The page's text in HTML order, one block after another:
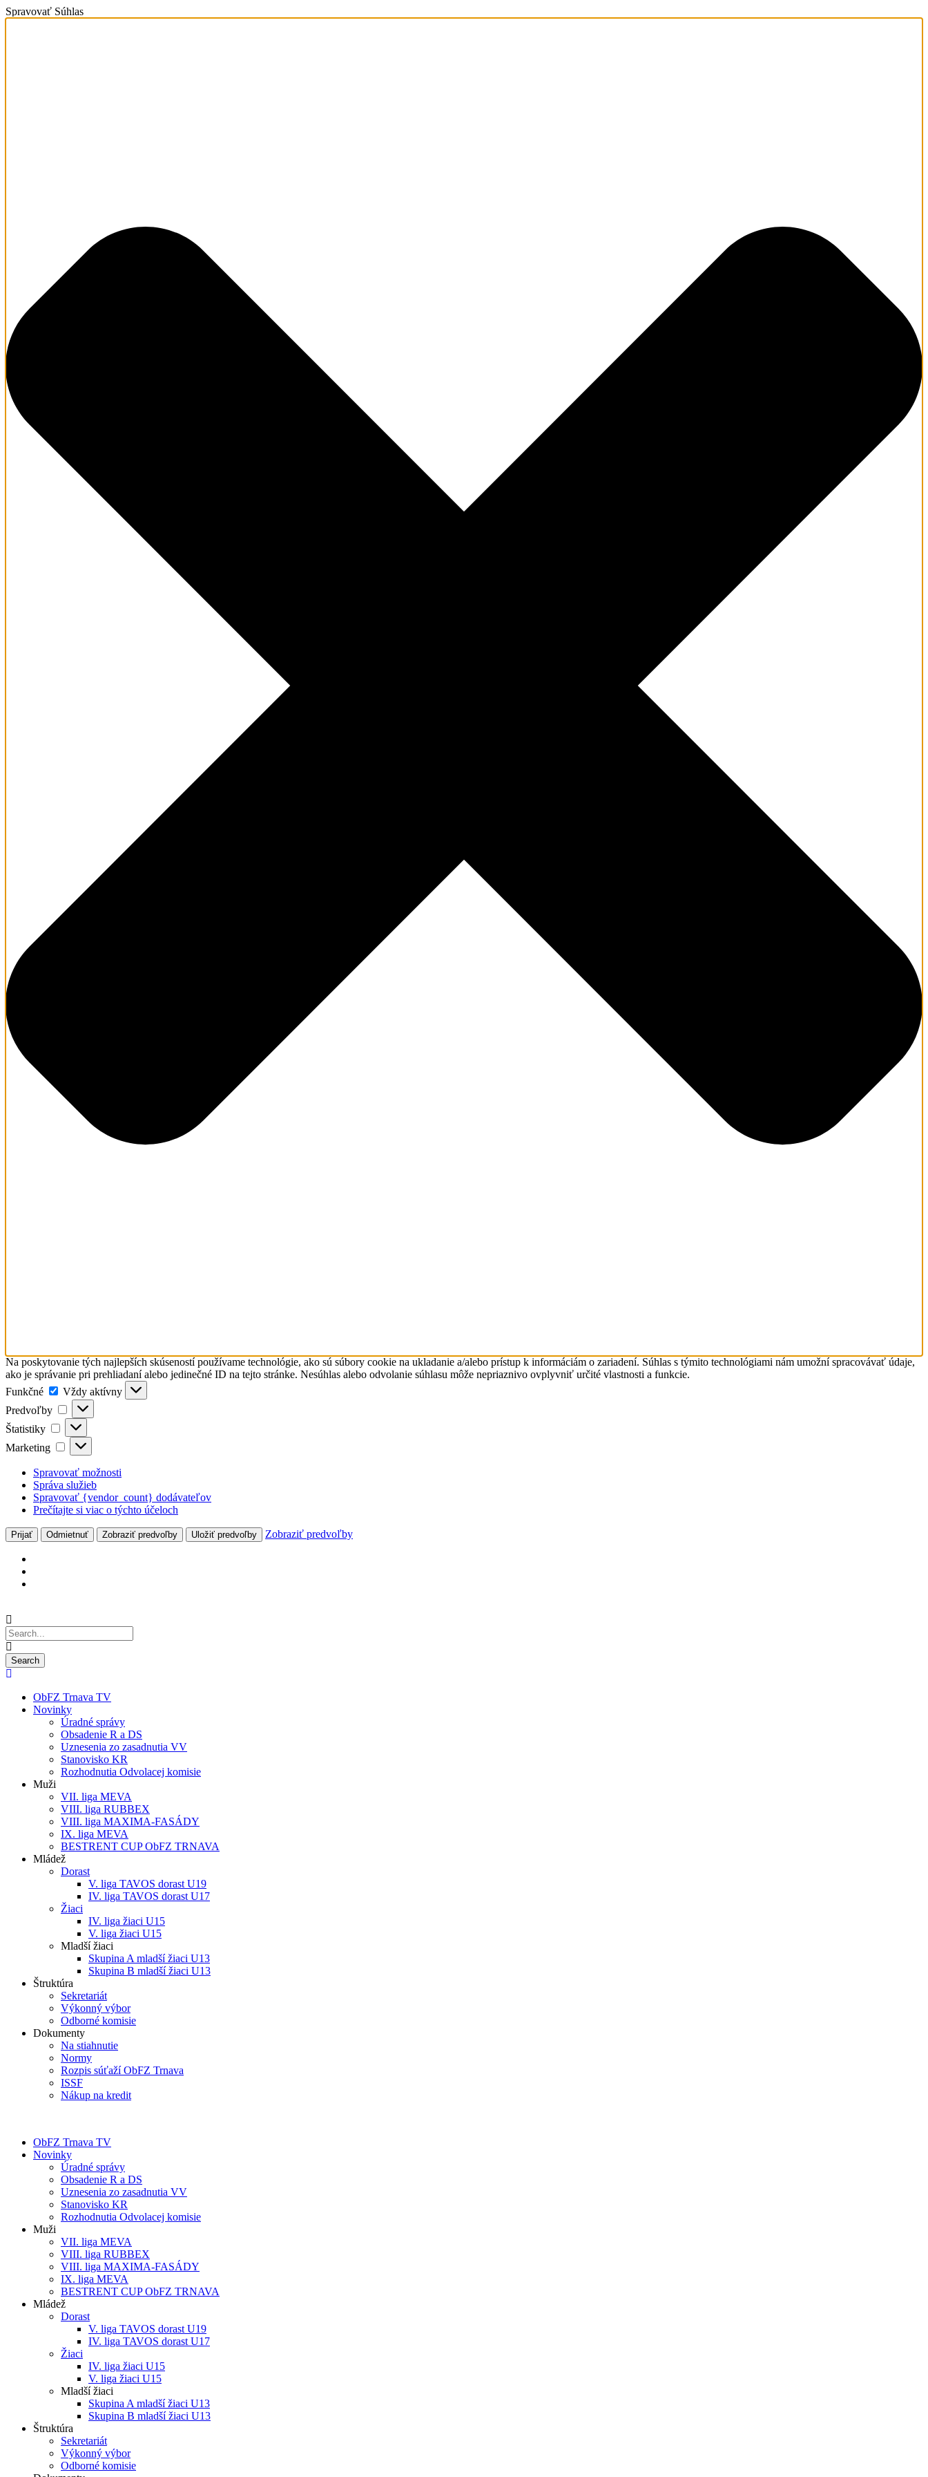
Spravovať Súhlas
Na poskytovanie tých najlepších skúseností používame technológie, ako sú súbory cookie na ukladanie a/alebo prístup k informáciám o zariadení. Súhlas s týmito technológiami nám umožní spracovávať údaje,
ako je správanie pri prehliadaní alebo jedinečné ID na tejto stránke. Nesúhlas alebo odvolanie súhlasu môže nepriaznivo ovplyvniť určité vlastnosti a funkcie.
Funkčné
Funkčné
Vždy aktívny
Predvoľby
Predvoľby
Štatistiky Štatistiky
Marketing Marketing
Spravovať možnosti
Správa služieb
Spravovať {vendor_count} dodávateľov
Prečítajte si viac o týchto účeloch
Prijať Odmietnuť Zobraziť predvoľby Uložiť predvoľby Zobraziť predvoľby
ObFZ Trnava TV
Novinky
Úradné správy
Obsadenie R a DS
Uznesenia zo zasadnutia VV
Stanovisko KR
Rozhodnutia Odvolacej komisie
Muži
VII. liga MEVA
VIII. liga RUBBEX
VIII. liga MAXIMA-FASÁDY
IX. liga MEVA
BESTRENT CUP ObFZ TRNAVA
Mládež
Dorast
V. liga TAVOS dorast U19
IV. liga TAVOS dorast U17
Žiaci
IV. liga žiaci U15
V. liga žiaci U15
Mladší žiaci
Skupina A mladší žiaci U13
Skupina B mladší žiaci U13
Štruktúra
Sekretariát
Výkonný výbor
Odborné komisie
Dokumenty
Na stiahnutie
Normy
Rozpis súťaží ObFZ Trnava
ISSF
Nákup na kredit
ObFZ Trnava TV
Novinky
Úradné správy
Obsadenie R a DS
Uznesenia zo zasadnutia VV
Stanovisko KR
Rozhodnutia Odvolacej komisie
Muži
VII. liga MEVA
VIII. liga RUBBEX
VIII. liga MAXIMA-FASÁDY
IX. liga MEVA
BESTRENT CUP ObFZ TRNAVA
Mládež
Dorast
V. liga TAVOS dorast U19
IV. liga TAVOS dorast U17
Žiaci
IV. liga žiaci U15
V. liga žiaci U15
Mladší žiaci
Skupina A mladší žiaci U13
Skupina B mladší žiaci U13
Štruktúra
Sekretariát
Výkonný výbor
Odborné komisie